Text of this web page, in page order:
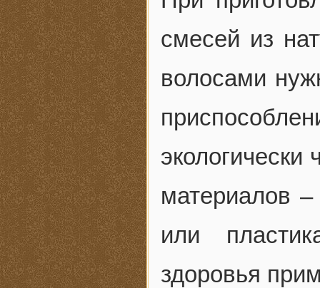
смесей из
волосами
материалов
или
здоровья